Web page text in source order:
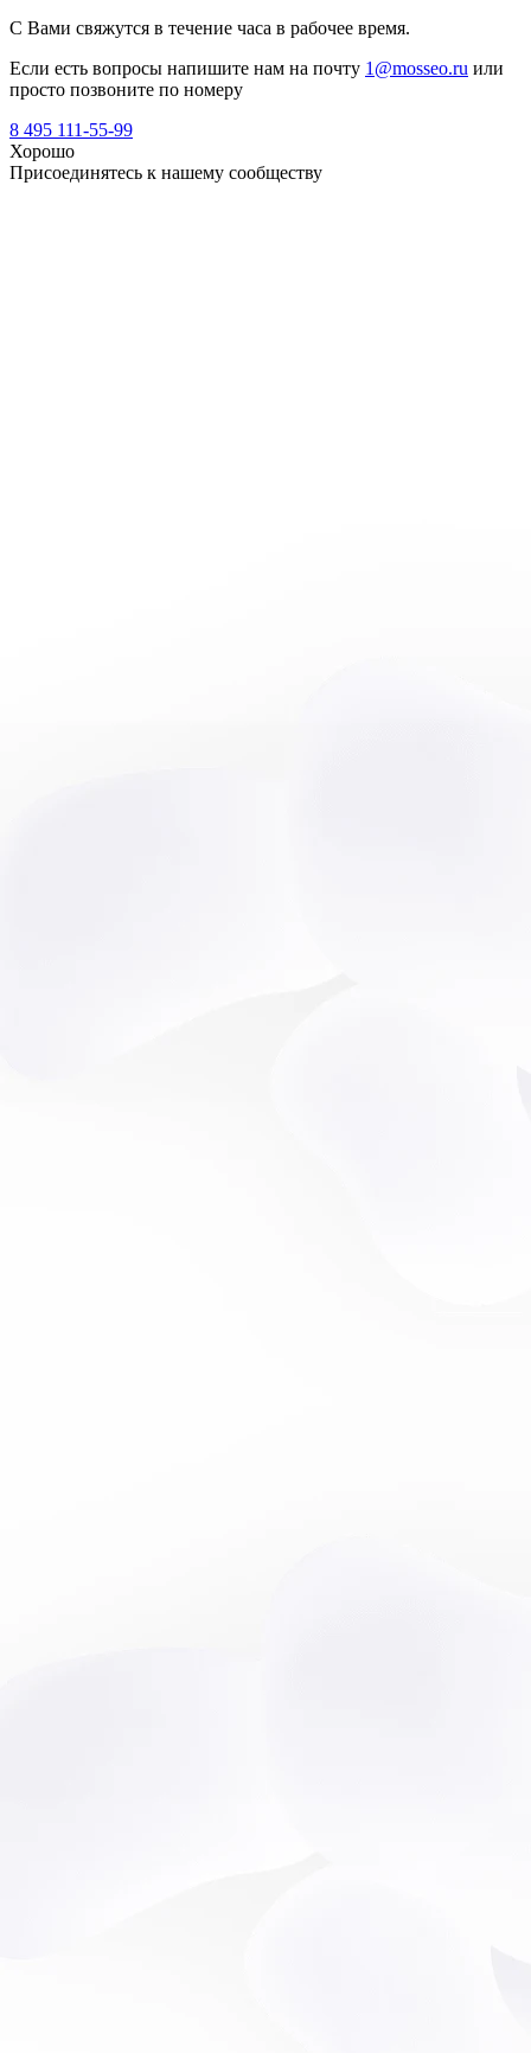
С Вами свяжутся в течение часа в рабочее время.
Если есть вопросы напишите нам на почту 1@mosseo.ru или
просто позвоните по номеру
8 495 111-55-99
Хорошо
Присоединятесь к нашему сообществу